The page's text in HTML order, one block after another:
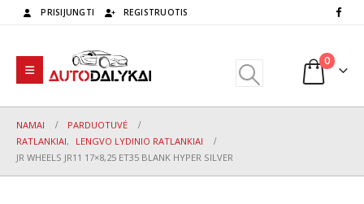
PRISIJUNGTI REGISTRUOTIS
0
NAMAI
PARDUOTUVĖ
RATLANKIAI,
LENGVO LYDINIO RATLANKIAI
JR WHEELS JR11 17×8,25 ET35 BLANK HYPER SILVER